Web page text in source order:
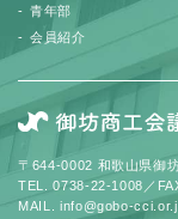
青年部
会員紹介
〒644-0002 和歌山県御
TEL. 0738-22-1008／
MAIL. info@gobo-